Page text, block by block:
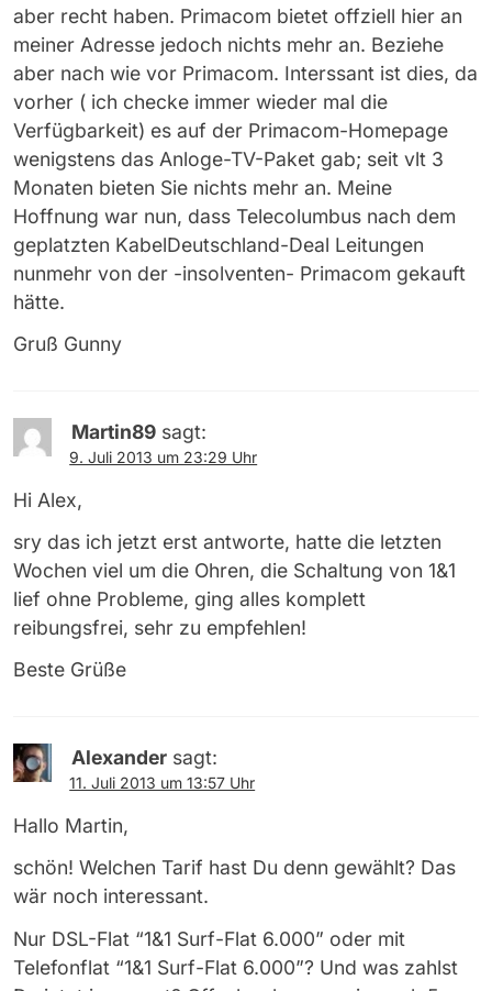
aber recht haben. Primacom bietet offziell hier an
meiner Adresse jedoch nichts mehr an. Beziehe
aber nach wie vor Primacom. Interssant ist dies, da
vorher ( ich checke immer wieder mal die
Verfügbarkeit) es auf der Primacom-Homepage
wenigstens das Anloge-TV-Paket gab; seit vlt 3
Monaten bieten Sie nichts mehr an. Meine
Hoffnung war nun, dass Telecolumbus nach dem
geplatzten KabelDeutschland-Deal Leitungen
nunmehr von der -insolventen- Primacom gekauft
hätte.
Gruß Gunny
Martin89 sagt:
9. Juli 2013 um 23:29 Uhr
Hi Alex,
sry das ich jetzt erst antworte, hatte die letzten
Wochen viel um die Ohren, die Schaltung von 1&1
lief ohne Probleme, ging alles komplett
reibungsfrei, sehr zu empfehlen!
Beste Grüße
Alexander sagt:
11. Juli 2013 um 13:57 Uhr
Hallo Martin,
schön! Welchen Tarif hast Du denn gewählt? Das
wär noch interessant.
Nur DSL-Flat “1&1 Surf-Flat 6.000” oder mit
Telefonflat “1&1 Surf-Flat 6.000”? Und was zahlst